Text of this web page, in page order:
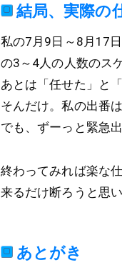
結局、実際の
私の7月9日～8月17
の3～4人の人数のス
あとは「任せた」と
そんだけ。私の出番
でも、ずーっと緊急
終わってみれば楽な
来るだけ断ろうと思
あとがき